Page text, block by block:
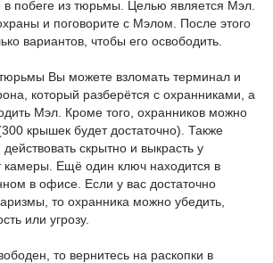
побеге из тюрьмы. Целью является Мэл.
и поговорите с Мэлом. После этого
вариантов, чтобы его освободить.
Вы можете взломать терминал и
который разберётся с охранниками, а
Мэл. Кроме того, охранников можно
крышек будет достаточно). Также
скрытно и выкрасть у
камеры. Ещё один ключ находится в
в офисе. Если у вас достаточно
то охранника можно убедить,
или угрозу.
то вернитесь на раскопки в